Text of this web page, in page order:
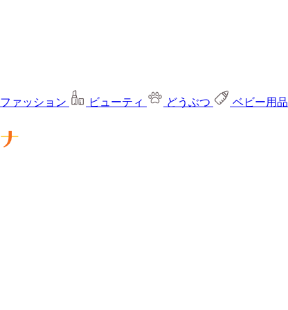
ファッション ビューティ どうぶつ ベビー用品